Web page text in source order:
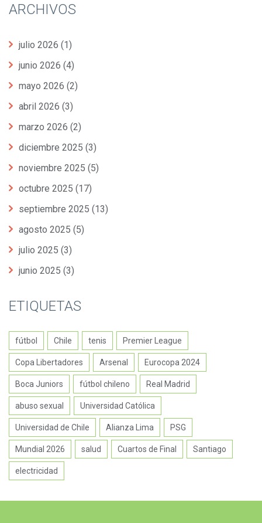
ARCHIVOS
julio 2026 (1)
junio 2026 (4)
mayo 2026 (2)
abril 2026 (3)
marzo 2026 (2)
diciembre 2025 (3)
noviembre 2025 (5)
octubre 2025 (17)
septiembre 2025 (13)
agosto 2025 (5)
julio 2025 (3)
junio 2025 (3)
ETIQUETAS
fútbol Chile tenis Premier League
Copa Libertadores Arsenal Eurocopa 2024
Boca Juniors fútbol chileno Real Madrid
abuso sexual Universidad Católica
Universidad de Chile Alianza Lima PSG
Mundial 2026 salud Cuartos de Final Santiago
electricidad